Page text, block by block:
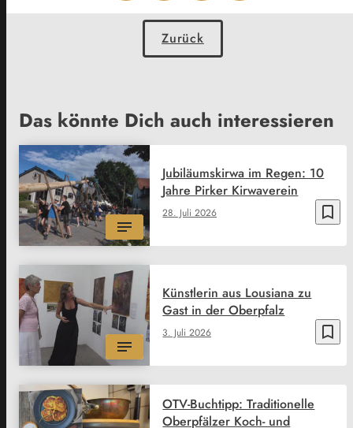
Zurück
Das könnte Dich auch interessieren
bookmark_border
28. Juli 2026
Jubiläumskirwa im Regen: 10
Jahre Pirker Kirwaverein
bookmark_border
3. Juli 2026
Künstlerin aus Lousiana zu
Gast in der Oberpfalz
OTV-Buchtipp: Traditionelle
Oberpfälzer Koch- und